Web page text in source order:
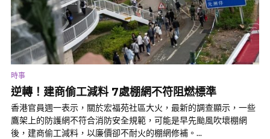
時事
逆轉！建商偷工減料 7處棚網不符阻燃標準
香港官員週一表示，關於宏福苑社區大火，最新的調查顯示，一些
鷹架上的防護網不符合消防安全規範，可能是早先颱風吹壞棚網
後，建商偷工減料，以廉價卻不耐火的棚網修補。...